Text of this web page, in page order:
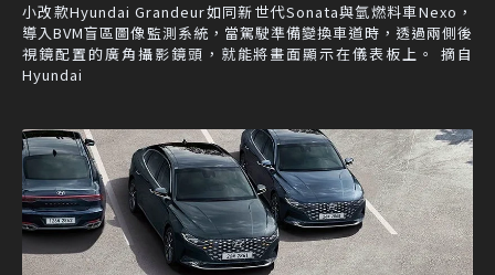
小改款Hyundai Grandeur如同新世代Sonata與氫燃料車Nexo，
導入BVM盲區圖像監測系統，當駕駛準備變換車道時，透過兩側後
視鏡配置的廣角攝影鏡頭，就能將畫面顯示在儀表板上。 摘自
Hyundai